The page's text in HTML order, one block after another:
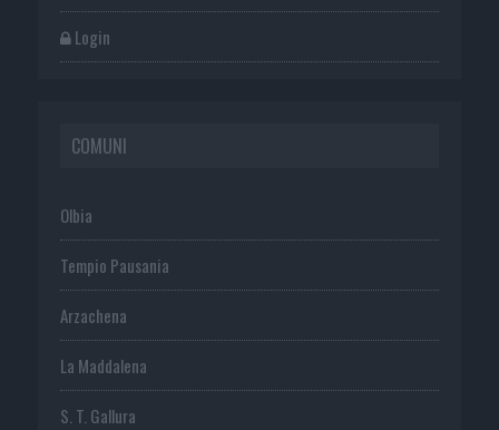
Login
COMUNI
Olbia
Tempio Pausania
Arzachena
La Maddalena
S. T. Gallura